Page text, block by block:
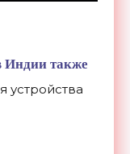
Индии также
устройства